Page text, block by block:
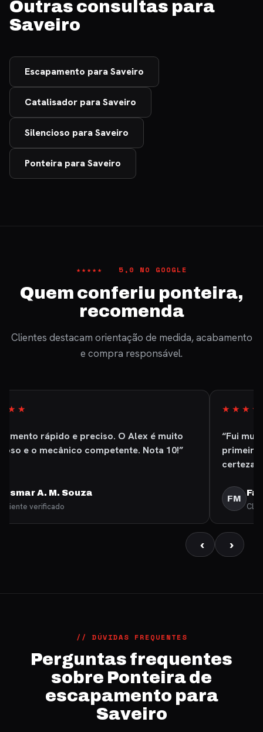
Outras consultas para
Saveiro
Escapamento para Saveiro
Catalisador para Saveiro
Silencioso para Saveiro
Ponteira para Saveiro
★★★★★ 5,0 NO GOOGLE
Quem conferiu ponteira,
recomenda
Clientes destacam orientação de medida, acabamento
e compra responsável.
★★★★★
“Fui muito bem atendido, produto excelente de
primeiríssima qualidade. Recomendo com
FM
Fábio Martins
Cliente verificado
‹ ›
// DÚVIDAS FREQUENTES
Perguntas frequentes
sobre Ponteira de
escapamento para
Saveiro